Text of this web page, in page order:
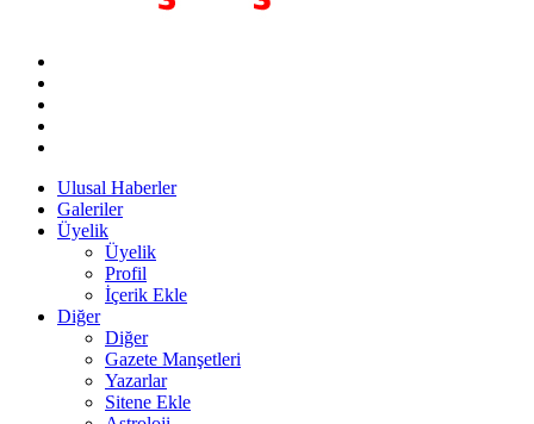
Ulusal Haberler
Galeriler
Üyelik
Üyelik
Profil
İçerik Ekle
Diğer
Diğer
Gazete Manşetleri
Yazarlar
Sitene Ekle